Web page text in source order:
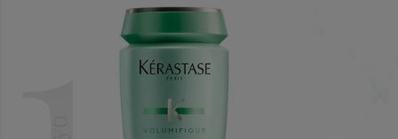
yeniden doldurulmasından sonra satış noktasında alınmalıdır).
Tüm İçerik Listesi
Sodium Lauryl Sulfate - Sodium Chloride - Glycol Distearate -
Hexylene Glycol - Aminopropyl Triethoxysilane - Sodium